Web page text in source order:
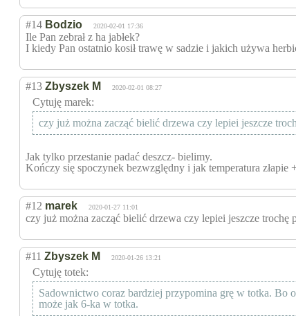
#14 Bodzio 2020-02-01 17:36
Ile Pan zebrał z ha jabłek?
I kiedy Pan ostatnio kosił trawę w sadzie i jakich używa
#13 Zbyszek M 2020-02-01 08:27
Cytuję marek:
czy już można zacząć bielić drzewa czy lepiei jeszcze
Jak tylko przestanie padać deszcz- bielimy.
Kończy się spoczynek bezwzględny i jak temperatura złapie
#12 marek 2020-01-27 11:01
czy już można zacząć bielić drzewa czy lepiei jeszcze trochę
#11 Zbyszek M 2020-01-26 13:21
Cytuję totek:
Sadownictwo coraz bardziej przypomina grę w totka. Bo
może jak 6-ka w totka.